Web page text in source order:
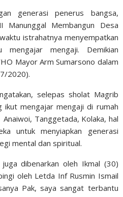
generasi penerus bangsa,
Manunggal Membangun Desa
istrahatnya menyempatkan
mengajar mengaji. Demikian
Mayor Arm Sumarsono dalam
2020).
selepas sholat Magrib
ikut mengajar mengaji di rumah
Tanggetada, Kolaka, hal
untuk menyiapkan generasi
mental dan spiritual.
dibenarkan oleh Ikmal (30)
oleh Letda Inf Rusmin Ismail
Pak, saya sangat terbantu